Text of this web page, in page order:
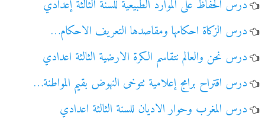
درس الحفاظ على الموارد الطبيعية للسنة الثالثة إعدادي
درس الزكاة احكامها ومقاصدها التعريف الاحكام…
درس نحن والعالم نتقاسم الكرة الارضية الثالثة اعدادي
درس اقتراح برامج إعلامية تتوخى النهوض بقيم المواطنة…
درس المغرب وحوار الاديان للسنة الثالثة اعدادي